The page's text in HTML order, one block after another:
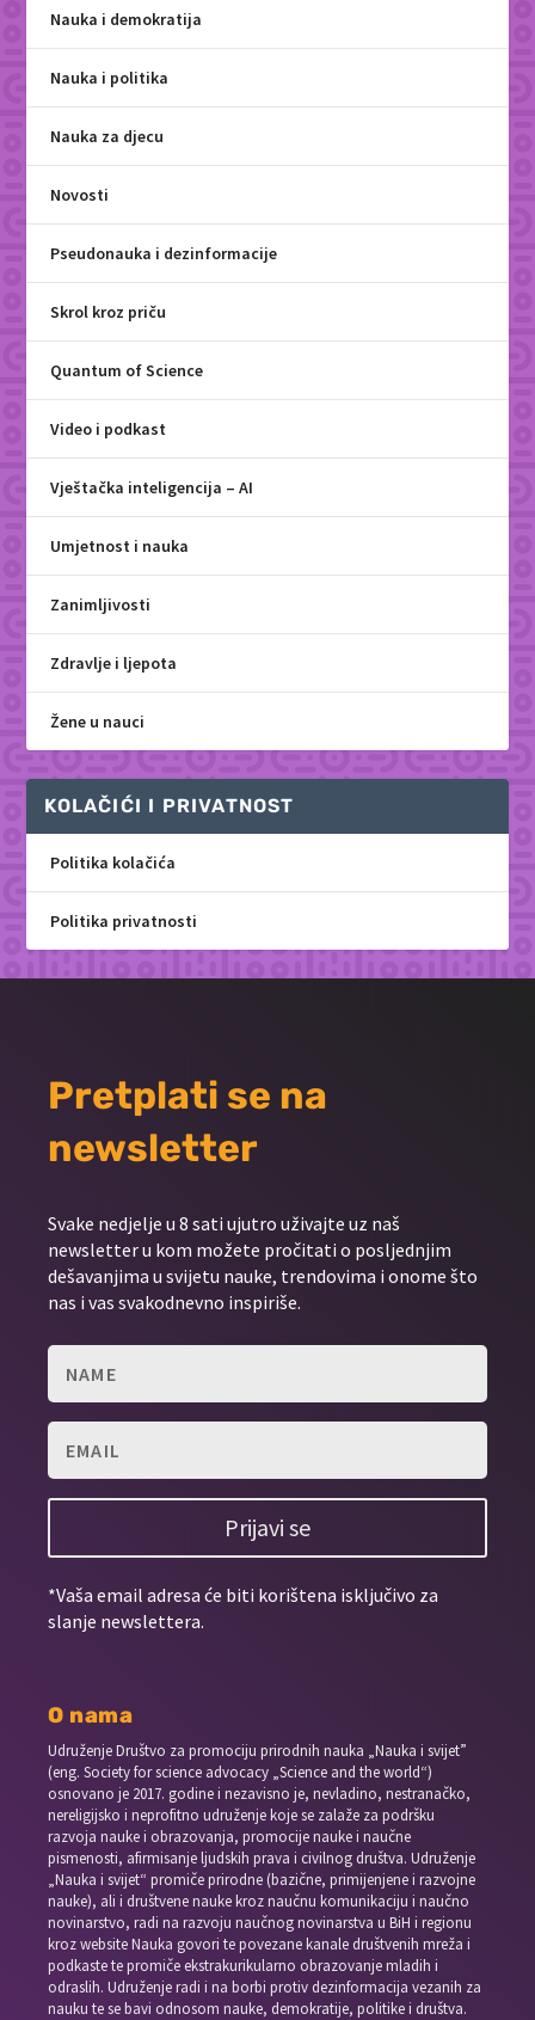
Nauka i demokratija
Nauka i politika
Nauka za djecu
Novosti
Pseudonauka i dezinformacije
Skrol kroz priču
Quantum of Science
Video i podkast
Vještačka inteligencija – AI
Umjetnost i nauka
Zanimljivosti
Zdravlje i ljepota
Žene u nauci
KOLAČIĆI I PRIVATNOST
Politika kolačića
Politika privatnosti
Pretplati se na
newsletter
Svake nedjelje u 8 sati ujutro uživajte uz naš
newsletter u kom možete pročitati o posljednjim
dešavanjima u svijetu nauke, trendovima i onome što
nas i vas svakodnevno inspiriše.
Prijavi se
*Vaša email adresa će biti korištena isključivo za
slanje newslettera.
O nama
Udruženje Društvo za promociju prirodnih nauka „Nauka i svijet”
(eng. Society for science advocacy „Science and the world“)
osnovano je 2017. godine i nezavisno je, nevladino, nestranačko,
nereligijsko i neprofitno udruženje koje se zalaže za podršku
razvoja nauke i obrazovanja, promocije nauke i naučne
pismenosti, afirmisanje ljudskih prava i civilnog društva. Udruženje
„Nauka i svijet“ promiče prirodne (bazične, primijenjene i razvojne
nauke), ali i društvene nauke kroz naučnu komunikaciju i naučno
novinarstvo, radi na razvoju naučnog novinarstva u BiH i regionu
kroz website Nauka govori te povezane kanale društvenih mreža i
podkaste te promiče ekstrakurikularno obrazovanje mladih i
odraslih. Udruženje radi i na borbi protiv dezinformacija vezanih za
nauku te se bavi odnosom nauke, demokratije, politike i društva.